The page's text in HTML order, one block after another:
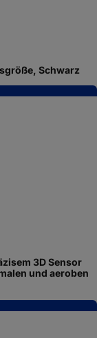
Schwarz
3D Sensor
und aeroben